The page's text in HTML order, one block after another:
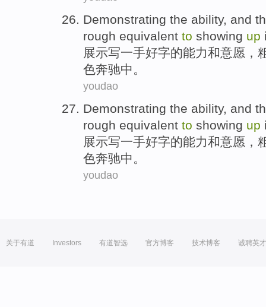
Demonstrating the ability, and
rough equivalent to showing up
展示写一手好字的能力和意愿 ，
色奔驰中。
youdao
Demonstrating the ability, and
rough equivalent to showing up
展示写一手好字的能力和意愿 ，
色奔驰中。
youdao
关于有道 Investors 有道智选 官方博客 技术博客 诚聘英才